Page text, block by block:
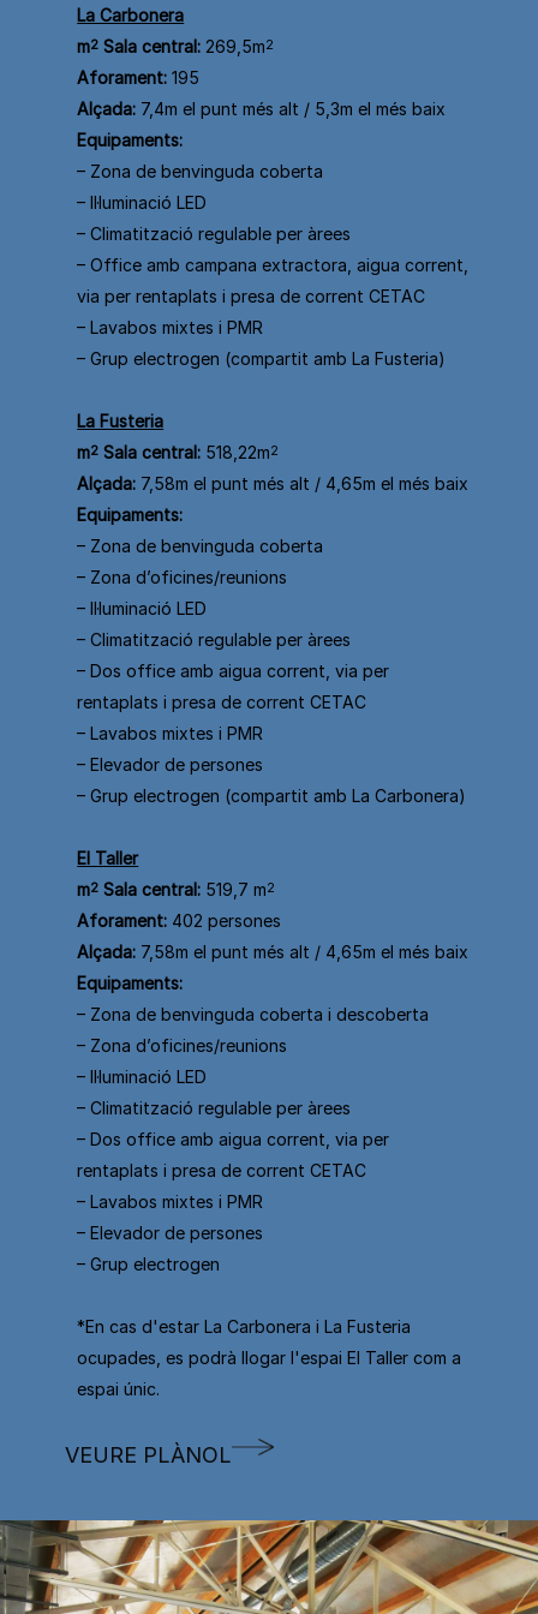
La Carbonera
m2 Sala central: 269,5m2
Aforament: 195
Alçada: 7,4m el punt més alt / 5,3m el més baix
Equipaments:
– Zona de benvinguda coberta
– Il·luminació LED
– Climatització regulable per àrees
– Office amb campana extractora, aigua corrent,
via per rentaplats i presa de corrent CETAC
– Lavabos mixtes i PMR
– Grup electrogen (compartit amb La Fusteria)
La Fusteria
m2 Sala central: 518,22m2
Alçada: 7,58m el punt més alt / 4,65m el més baix
Equipaments:
– Zona de benvinguda coberta
– Zona d’oficines/reunions
– Il·luminació LED
– Climatització regulable per àrees
– Dos office amb aigua corrent, via per
rentaplats i presa de corrent CETAC
– Lavabos mixtes i PMR
– Elevador de persones
– Grup electrogen (compartit amb La Carbonera)
El Taller
m2 Sala central: 519,7 m2
Aforament: 402 persones
Alçada: 7,58m el punt més alt / 4,65m el més baix
Equipaments:
– Zona de benvinguda coberta i descoberta
– Zona d’oficines/reunions
– Il·luminació LED
– Climatització regulable per àrees
– Dos office amb aigua corrent, via per
rentaplats i presa de corrent CETAC
– Lavabos mixtes i PMR
– Elevador de persones
– Grup electrogen
*En cas d'estar La Carbonera i La Fusteria
ocupades, es podrà llogar l'espai El Taller com a
espai únic.
VEURE PLÀNOL